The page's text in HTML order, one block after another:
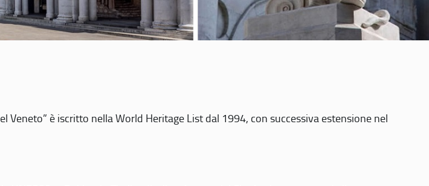
Veneto” è iscritto nella World Heritage List dal 1994, con successiva estensione nel